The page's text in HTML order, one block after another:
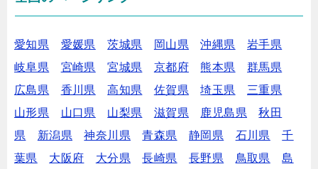
愛知県 愛媛県 茨城県 岡山県 沖縄県
岩手県
岐阜県
宮崎県 宮城県 京都府 熊本県
群馬県
広島県
香川県 高知県 佐賀県 埼玉県
三重県
山形県
山口県 山梨県 滋賀県 鹿児島県
秋田
県
新潟県 神奈川県 青森県 静岡県 石川県
千
葉県
大阪府 大分県 長崎県 長野県 鳥取県
島